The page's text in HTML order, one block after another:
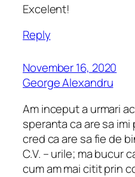
Excelent!
Reply
November 16, 2020
George Alexandru
Am inceput a urmari
speranta ca are sa
cred ca are sa fie de
C.V. – urile; ma bucur
cum am mai citit prin